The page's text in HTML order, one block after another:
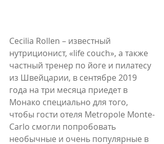
Cecilia Rollen – известный
нутриционист, «life couch», а также
частный тренер по йоге и пилатесу
из Швейцарии, в сентябре 2019
года на три месяца приедет в
Монако специально для того,
чтобы гости отеля Metropole Monte-
Carlo смогли попробовать
необычные и очень популярные в